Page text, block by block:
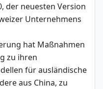
der neuesten Version
Unternehmens
hat Maßnahmen
zu ihren
für ausländische
aus China, zu